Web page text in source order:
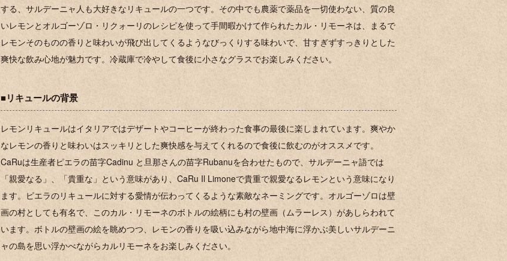
する、サルデーニャ人も大好きなリキュールの一つです。その中でも農薬で薬品を一切使わない、質の良
いレモンとオルゴーゾロ・リクォーリのレシピを使って手間暇かけて作られたカル・リモーネは、まるで
レモンそのものの香りと味わいが飛び出してくるようなびっくりする味わいで、甘すぎずすっきりとした
爽快な飲み心地が魅力です。冷蔵庫で冷やして食後に小さなグラスでお楽しみください。
■リキュールの背景
レモンリキュールはイタリアではデザートやコーヒーが終わった食事の最後に楽しまれています。爽やか
なレモンの香りと味わいはスッキリとした爽快感を与えてくれるので食後に飲むのがオススメです。
CaRuは生産者ピエラの苗字Cadinu と旦那さんの苗字Rubanuを合わせたもので、サルデーニャ語では
「親愛なる」、「貴重な」という意味があり、CaRu Il Limoneで貴重で親愛なるレモンという意味になり
ます。ピエラのリキュールに対する愛情が伝わってくるような素敵なネーミングです。オルゴーゾロは壁
画の村としても有名で、このカル・リモーネのボトルの絵柄にも村の壁画（ムラーレス）があしらわれて
います。ボトルの壁画の絵を眺めつつ、レモンの香りを吸い込みながら地中海に浮かぶ美しいサルデーニ
ャの島を思い浮かべながらカルリモーネをお楽しみください。